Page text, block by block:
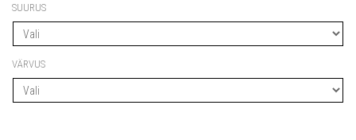
SUURUS
VÄRVUS